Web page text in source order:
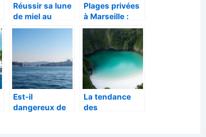
Réussir sa lune
de miel au
Brésil, nos
choisir le
meilleur mois
entre juin et
septembre
Plages privées
à Marseille :
notre sélection
des
établissements
les plus
luxueux
Est-il
dangereux de
La tendance
des